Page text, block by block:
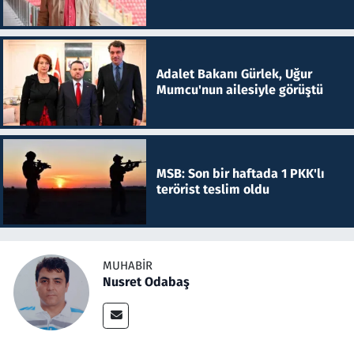
Adalet Bakanı Gürlek, Uğur
Mumcu'nun ailesiyle görüştü
MSB: Son bir haftada 1 PKK'lı
terörist teslim oldu
MUHABIR
Nusret Odabaş